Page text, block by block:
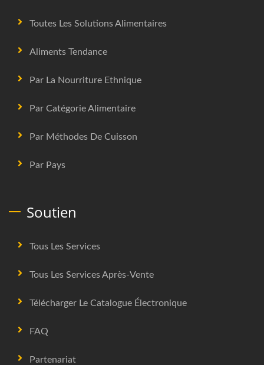
Toutes Les Solutions Alimentaires
Aliments Tendance
Par La Nourriture Ethnique
Par Catégorie Alimentaire
Par Méthodes De Cuisson
Par Pays
Soutien
Tous Les Services
Tous Les Services Après-Vente
Télécharger Le Catalogue Électronique
FAQ
Partenariat